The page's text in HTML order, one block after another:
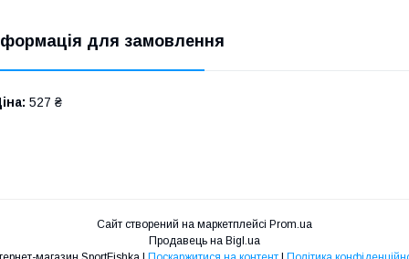
для замовлення
527 ₴
Сайт створений на маркетплейсі Prom.ua
Продавець на Bigl.ua